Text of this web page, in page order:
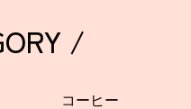
/
コーヒー